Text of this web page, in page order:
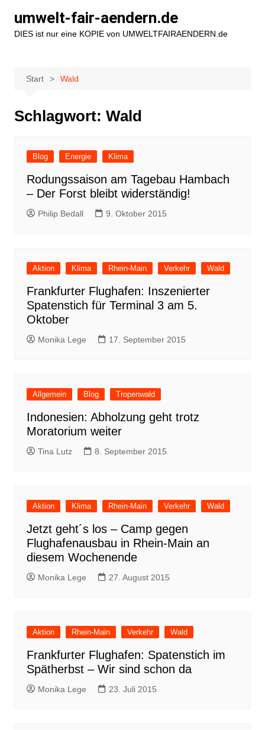
Inhalt
springen
umwelt-fair-aendern.de
DIES ist nur eine KOPIE von UMWELTFAIRAENDERN.de
Start Wald
Schlagwort: Wald
Blog Energie Klima
Rodungssaison am Tagebau Hambach
– Der Forst bleibt widerständig!
Philip Bedall 9. Oktober 2015
Aktion Klima Rhein-Main Verkehr Wald
Frankfurter Flughafen: Inszenierter
Spatenstich für Terminal 3 am 5.
Oktober
Monika Lege 17. September 2015
Allgemein Blog Tropenwald
Indonesien: Abholzung geht trotz
Moratorium weiter
Tina Lutz 8. September 2015
Aktion Klima Rhein-Main Verkehr Wald
Jetzt geht´s los – Camp gegen
Flughafenausbau in Rhein-Main an
diesem Wochenende
Monika Lege 27. August 2015
Aktion Rhein-Main Verkehr Wald
Frankfurter Flughafen: Spatenstich im
Spätherbst – Wir sind schon da
Monika Lege 23. Juli 2015